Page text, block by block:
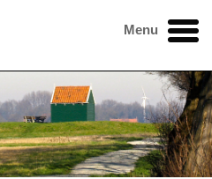
Menu